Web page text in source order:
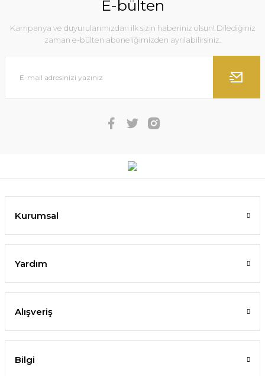
E-bülten
Kampanya ve duyurularımızdan ilk sizin haberiniz olsun! Dilediğiniz
zaman e-bülten aboneliğimizden ayrılabilirsiniz.
Kurumsal
Yardım
Alışveriş
Bilgi